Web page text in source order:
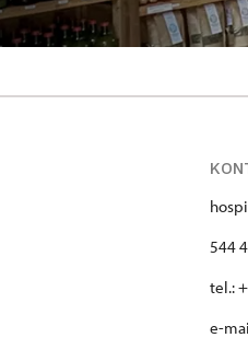
544
tel.:
e-